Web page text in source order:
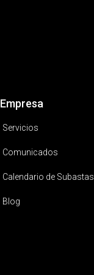
Empresa
Servicios
Comunicados
Calendario de Subastas
Blog